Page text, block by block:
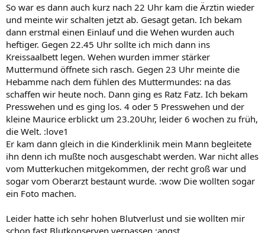
So war es dann auch kurz nach 22 Uhr kam die Ärztin wieder
und meinte wir schalten jetzt ab. Gesagt getan. Ich bekam
dann erstmal einen Einlauf und die Wehen wurden auch
heftiger. Gegen 22.45 Uhr sollte ich mich dann ins
Kreissaalbett legen. Wehen wurden immer stärker
Muttermund öffnete sich rasch. Gegen 23 Uhr meinte die
Hebamme nach dem fühlen des Muttermundes: na das
schaffen wir heute noch. Dann ging es Ratz Fatz. Ich bekam
Presswehen und es ging los. 4 oder 5 Presswehen und der
kleine Maurice erblickt um 23.20Uhr, leider 6 wochen zu früh,
die Welt. :love1
Er kam dann gleich in die Kinderklinik mein Mann begleitete
ihn denn ich mußte noch ausgeschabt werden. War nicht alles
vom Mutterkuchen mitgekommen, der recht groß war und
sogar vom Oberarzt bestaunt wurde. :wow Die wollten sogar
ein Foto machen.
Leider hatte ich sehr hohen Blutverlust und sie wollten mir
schon fast Blutkonserven verpassen :angst